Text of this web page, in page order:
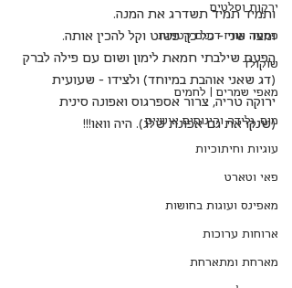
ירקות וסלטים
פסטה אורז דגנים קטניות
שוקולד
מאפי שמרים | לחמים
מוס, גלידה וקינוחים אישיים
עוגיות וחיתוכיות
פאי וטארט
מאפינס ועוגות בחושות
ארוחות ערוכות
מארחת ומתארחת
ותמיד תמיד תשדרג את המנה.
ומצד שני - כל כך פשוט וקל להכין אותה.
הפעם שילבתי חמאת לימון ושום עם פילה לברק
(דג שאני אוהבת במיוחד) ולצידו - שעועית
ירוקה טריה, צרור אספרגוס ואפונה סינית
(שנקראת גם אפונת שלג). היה וואו!!!